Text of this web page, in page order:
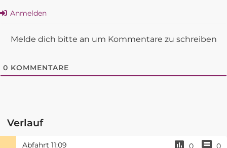
Anmelden
Melde dich bitte an um Kommentare zu schreiben
0 KOMMENTARE
Verlauf
Abfahrt 11:09 0 0